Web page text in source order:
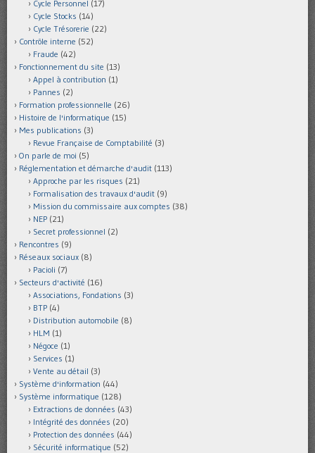
Cycle Personnel (17)
Cycle Stocks (14)
Cycle Trésorerie (22)
Contrôle interne (52)
Fraude (42)
Fonctionnement du site (13)
Appel à contribution (1)
Pannes (2)
Formation professionnelle (26)
Histoire de l'informatique (15)
Mes publications (3)
Revue Française de Comptabilité (3)
On parle de moi (5)
Réglementation et démarche d'audit (113)
Approche par les risques (21)
Formalisation des travaux d'audit (9)
Mission du commissaire aux comptes (38)
NEP (21)
Secret professionnel (2)
Rencontres (9)
Réseaux sociaux (8)
Pacioli (7)
Secteurs d'activité (16)
Associations, Fondations (3)
BTP (4)
Distribution automobile (8)
HLM (1)
Négoce (1)
Services (1)
Vente au détail (3)
Système d'information (44)
Système informatique (128)
Extractions de données (43)
Intégrité des données (20)
Protection des données (44)
Sécurité informatique (52)